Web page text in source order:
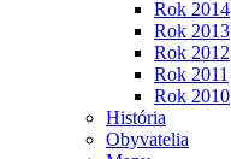
Rok 2014
Rok 2013
Rok 2012
Rok 2011
Rok 2010
História
Obyvatelia